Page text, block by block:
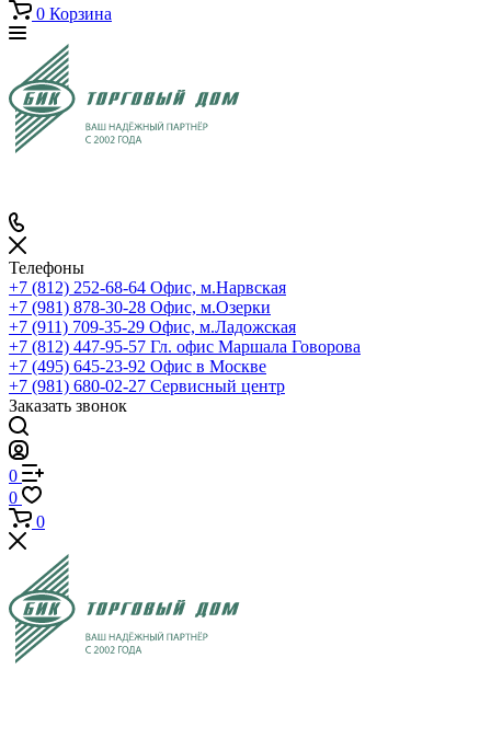
0 Корзина
Телефоны
+7 (812) 252-68-64 Офис, м.Нарвская
+7 (981) 878-30-28 Офис, м.Озерки
+7 (911) 709-35-29 Офис, м.Ладожская
+7 (812) 447-95-57 Гл. офис Маршала Говорова
+7 (495) 645-23-92 Офис в Москве
+7 (981) 680-02-27 Сервисный центр
Заказать звонок
0
0
0